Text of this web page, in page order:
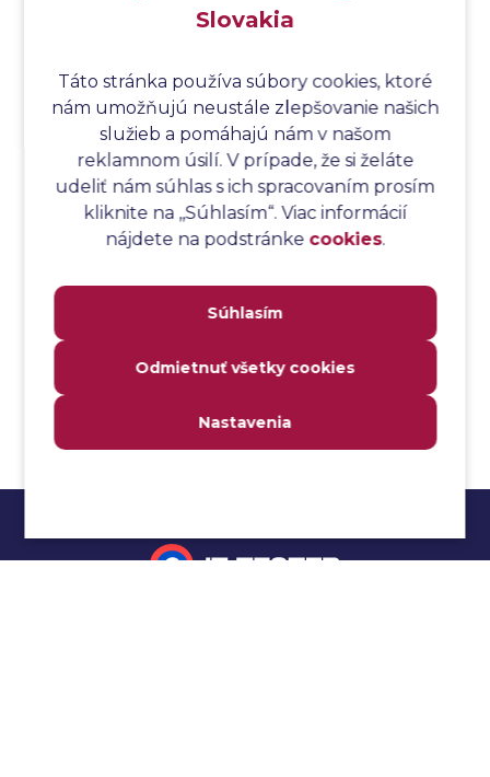
Analýza spôsobu a následkov zlyhania softvéru
Analýza stromu chýb
Analýza stromu chýb softvéru
Analýza testovacieho bodu
Analýza toku riadenia
Analýza toku údajov
Analýza webových stránok a inventár meraní
Analyzovateľnosť
Anti-malvér
Slovakia
Táto stránka používa súbory cookies, ktoré
nám umožňujú neustále zlepšovanie našich
služieb a pomáhajú nám v našom
reklamnom úsilí. V prípade, že si želáte
udeliť nám súhlas s ich spracovaním prosím
kliknite na ,,Súhlasím“. Viac informácií
nájdete na podstránke cookies.
Súhlasím
Odmietnuť všetky cookies
Nastavenia